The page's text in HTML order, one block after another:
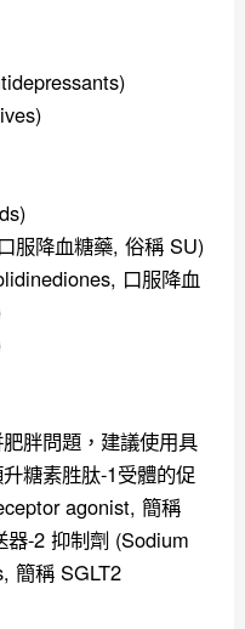
服降血糖藥, 俗稱 SU)
口服降血
胖問題，建議使用具
糖素胜肽-1受體的促
agonist, 簡稱
器-2 抑制劑 (Sodium
簡稱 SGLT2